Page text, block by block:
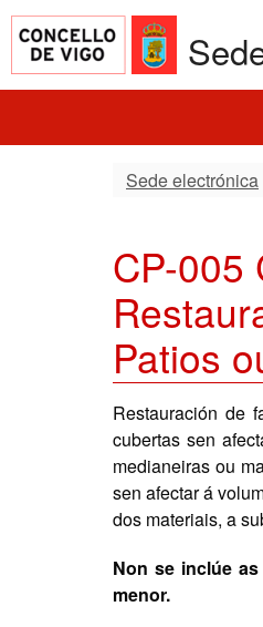
Sede electrónica
CP-005
Patios
Restauración de
cubertas sen
medianeiras ou
sen afectar á
dos materiais, a
Non se inclúe
menor.